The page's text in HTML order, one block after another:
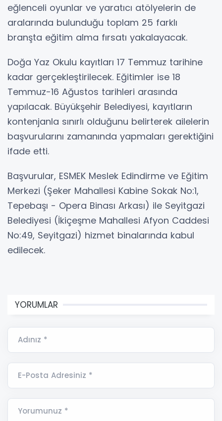
eğlenceli oyunlar ve yaratıcı atölyelerin de
aralarında bulunduğu toplam 25 farklı
branşta eğitim alma fırsatı yakalayacak.
Doğa Yaz Okulu kayıtları 17 Temmuz tarihine
kadar gerçekleştirilecek. Eğitimler ise 18
Temmuz-16 Ağustos tarihleri arasında
yapılacak. Büyükşehir Belediyesi, kayıtların
kontenjanla sınırlı olduğunu belirterek ailelerin
başvurularını zamanında yapmaları gerektiğini
ifade etti.
Başvurular, ESMEK Meslek Edindirme ve Eğitim
Merkezi (Şeker Mahallesi Kabine Sokak No:1,
Tepebaşı - Opera Binası Arkası) ile Seyitgazi
Belediyesi (İkiçeşme Mahallesi Afyon Caddesi
No:49, Seyitgazi) hizmet binalarında kabul
edilecek.
YORUMLAR
Adınız *
E-Posta Adresiniz *
Yorumunuz *